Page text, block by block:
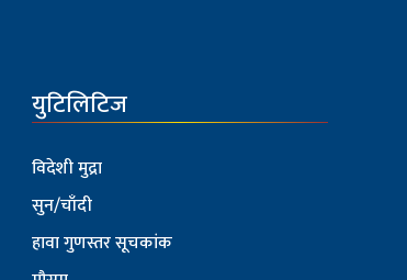
युटिलिटिज
विदेशी मुद्रा
सुन/चाँदी
हावा गुणस्तर सूचकांक